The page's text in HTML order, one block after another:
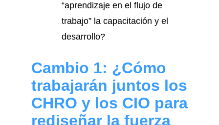
“aprendizaje en el flujo de
trabajo” la capacitación y el
desarrollo?
Cambio 1: ¿Cómo
trabajarán juntos los
CHRO y los CIO para
rediseñar la fuerza